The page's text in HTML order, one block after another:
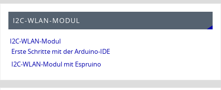
I2C-WLAN-MODUL
I2C-WLAN-Modul
Erste Schritte mit der Arduino-IDE
I2C-WLAN-Modul mit Espruino